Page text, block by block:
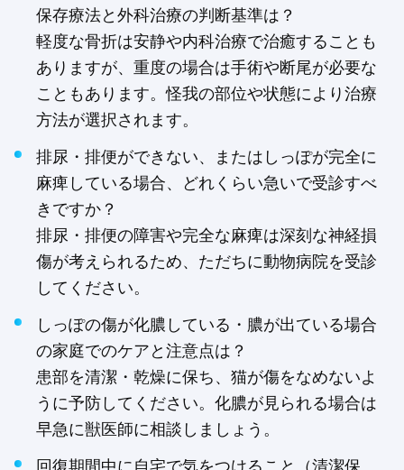
保存療法と外科治療の判断基準は？
軽度な骨折は安静や内科治療で治癒することも
ありますが、重度の場合は手術や断尾が必要な
こともあります。怪我の部位や状態により治療
方法が選択されます。
排尿・排便ができない、またはしっぽが完全に
麻痺している場合、どれくらい急いで受診すべ
きですか？
排尿・排便の障害や完全な麻痺は深刻な神経損
傷が考えられるため、ただちに動物病院を受診
してください。
しっぽの傷が化膿している・膿が出ている場合
の家庭でのケアと注意点は？
患部を清潔・乾燥に保ち、猫が傷をなめないよ
うに予防してください。化膿が見られる場合は
早急に獣医師に相談しましょう。